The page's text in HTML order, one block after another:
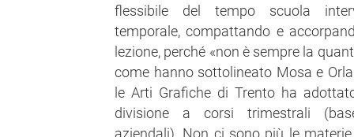
flessibile del tempo scuola
temporale, compattando e
lezione, perché «non è sempre la
come hanno sottolineato Mosa e
le Arti Grafiche di Trento ha
divisione a corsi trimestrali